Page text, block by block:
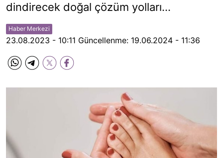
dindirecek doğal çözüm yolları…
Haber Merkezi
23.08.2023 - 10:11 Güncellenme: 19.06.2024 - 11:36